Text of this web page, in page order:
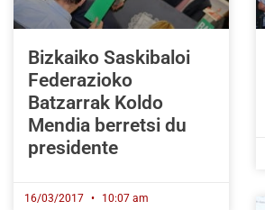
Bizkaiko Saskibaloi
Federazioko
Batzarrak Koldo
Mendia berretsi du
presidente
16/03/2017 10:07 am